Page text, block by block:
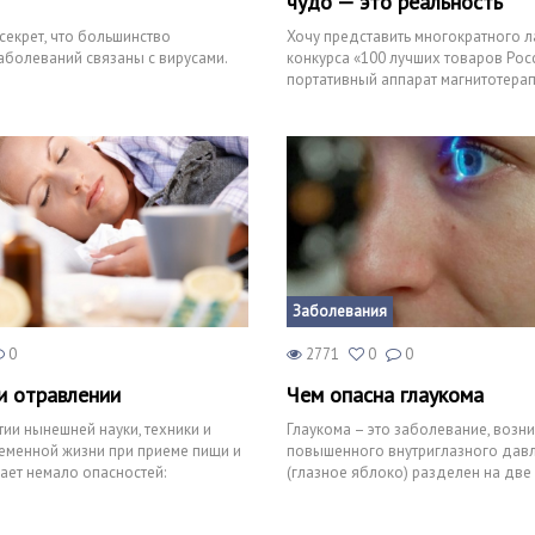
что большинство
связаны с вирусами.
Хочу представить многократного
конкурса «100 лучших товаров
портативный аппарат
0
нынешней науки, техники и
жизни при приеме пищи и
немало опасностей:
Заболевания
2771 0 0
Чем опасна глаукома
Глаукома – это заболевание,
повышенного внутриглазного
(глазное яблоко) разделен на две